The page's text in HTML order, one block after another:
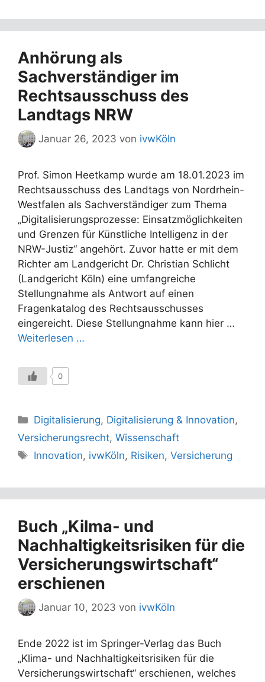
Anhörung als
Sachverständiger im
Rechtsausschuss des
Landtags NRW
Januar 26, 2023 von ivwKöln
Prof. Simon Heetkamp wurde am 18.01.2023 im
Rechtsausschuss des Landtags von Nordrhein-
Westfalen als Sachverständiger zum Thema
„Digitalisierungsprozesse: Einsatzmöglichkeiten
und Grenzen für Künstliche Intelligenz in der
NRW-Justiz“ angehört. Zuvor hatte er mit dem
Richter am Landgericht Dr. Christian Schlicht
(Landgericht Köln) eine umfangreiche
Stellungnahme als Antwort auf einen
Fragenkatalog des Rechtsausschusses
eingereicht. Diese Stellungnahme kann hier …
Weiterlesen …
0
Kategorien
Digitalisierung, Digitalisierung & Innovation,
Versicherungsrecht, Wissenschaft
Schlagwörter
Innovation, ivwKöln, Risiken,Versicherung
Buch „Kilma- und
Nachhaltigkeitsrisiken für die
Versicherungswirtschaft“
erschienen
Januar 10, 2023 von ivwKöln
Ende 2022 ist im Springer-Verlag das Buch
„Klima- und Nachhaltigkeitsrisiken für die
Versicherungswirtschaft“ erschienen, welches